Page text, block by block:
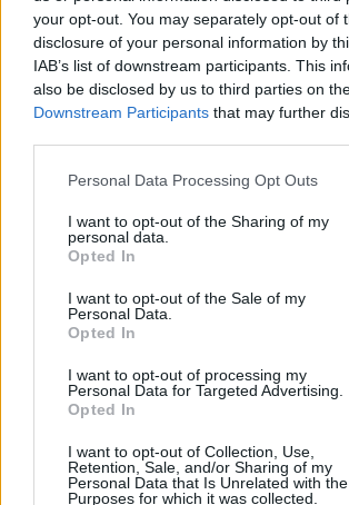
your opt-out. You may separately opt-out of
disclosure of your personal information by
IAB’s list of downstream participants. This
also be disclosed by us to third parties on
Downstream Participants that may further
Please note that this website/app uses one
not limited to your visit or usage behaviour.
grant or deny consent to Google and its
use your data for below specified purposes
consent section.
Personal Data Processing Opt Outs
I want to opt-out of the Sharing of my
personal data.
Opted In
I want to opt-out of the Sale of my
Personal Data.
Opted In
I want to opt-out of processing my
Personal Data for Targeted Advertising.
Opted In
I want to opt-out of Collection, Use,
Retention, Sale, and/or Sharing of my
Personal Data that Is Unrelated with the
Purposes for which it was collected.
mondiale della sanità per la
l’infezione da coronavirus è lavarsi
statunitensi per il controllo e la
malattie hanno anche affermato
devono lavarsi le mani con acqua e
disinfettanti per le mani a base di
evitare di toccare gli occhi, la bocca
le mani non lavate, poiché il
essere trasmesso attraverso questi
Disinfezione frequente.
Pulire e disinfettare gli oggetti
tossisci o starnutisci in ufficio e
spazzatura. In questo modo, il virus